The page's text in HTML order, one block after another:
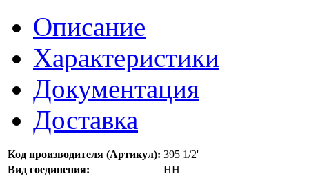
Описание
Характеристики
Документация
Доставка
Код производителя (Артикул): 395 1/2'
Вид соединения:
НН